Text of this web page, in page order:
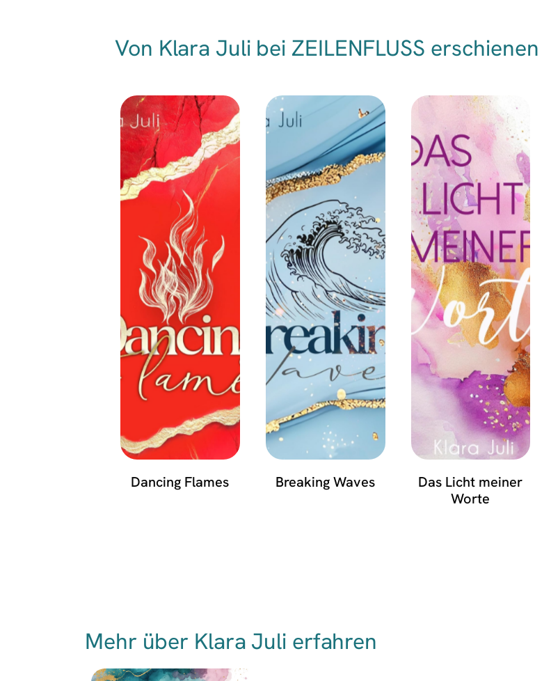
Von Klara Juli bei ZEILENFLUSS erschienen
Dancing Flames Breaking Waves
Das Licht meiner
Worte
Mehr über Klara Juli erfahren